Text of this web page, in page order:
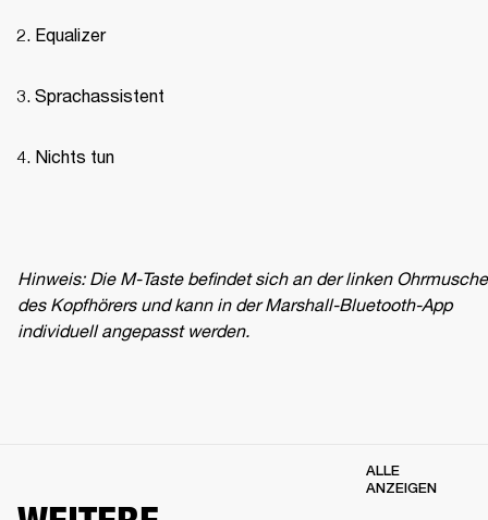
Equalizer
Sprachassistent
Nichts tun
Hinweis: Die M-Taste befindet sich an der linken
des Kopfhörers und kann in der Marshall-Bluetooth-App
individuell angepasst werden.
ALLE
ANZEIGEN